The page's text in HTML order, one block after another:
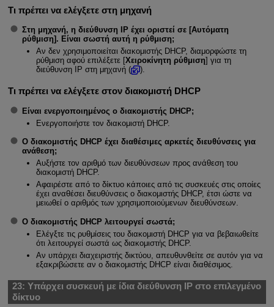
Τι πρέπει να ελέγξετε στη μηχανή
Στη μηχανή, η διεύθυνση IP έχει οριστεί σε [Αυτόματη
ρύθμιση]. Είναι σωστή αυτή η ρύθμιση;
Αν δεν χρησιμοποιείται διακομιστής DHCP, διαμορφώστε τη
ρύθμιση αφού επιλέξετε [Χειροκίνητη ρύθμιση] για τη
διεύθυνση IP στη μηχανή (
).
Τι πρέπει να ελέγξετε στον διακομιστή DHCP
Είναι ενεργοποιημένος ο διακομιστής DHCP;
Ενεργοποιήστε τον διακομιστή DHCP.
Ο διακομιστής DHCP έχει διαθέσιμες αρκετές διευθύνσεις για
ανάθεση;
Αυξήστε τον αριθμό των διευθύνσεων προς ανάθεση του
διακομιστή DHCP.
Αφαιρέστε από το δίκτυο κάποιες από τις συσκευές στις οποίες
έχει αναθέσει διευθύνσεις ο διακομιστής DHCP, έτσι ώστε να
μειωθεί ο αριθμός των χρησιμοποιούμενων διευθύνσεων.
Ο διακομιστής DHCP λειτουργεί σωστά;
Ελέγξτε τις ρυθμίσεις του διακομιστή DHCP για να βεβαιωθείτε
ότι λειτουργεί σωστά ως διακομιστής DHCP.
Αν υπάρχει διαχειριστής δικτύου, απευθυνθείτε σε αυτόν για να
εξακριβώσετε αν ο διακομιστής DHCP είναι διαθέσιμος.
23:Υπάρχει συσκευή με ίδια διεύθυνση IP στο επιλεγμένο
δίκτυο